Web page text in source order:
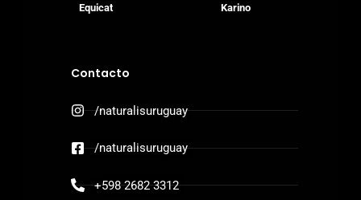
Equicat Karino
Contacto
/naturalisuruguay
/naturalisuruguay
+598 2682 3312